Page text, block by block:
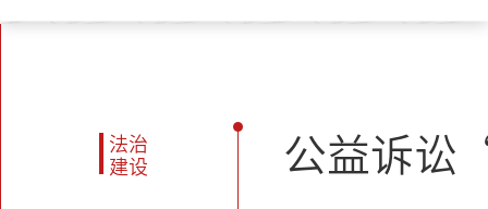
法治
建设
公益诉讼